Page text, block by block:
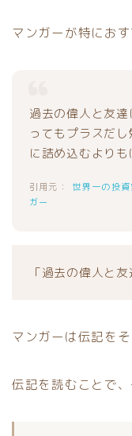
マンガーが特にお
過去の偉人と友
ってもプラスだ
に詰め込むより
世界一の投
ガー
「過去の偉人と友
マンガーは伝記を
伝記を読むことで